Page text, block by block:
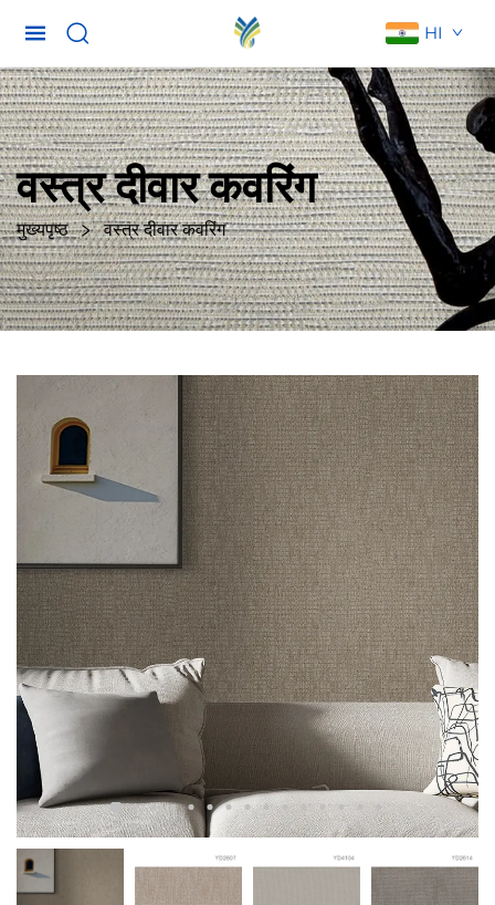
HI
वस्त्र दीवार कवरिंग
मुख्यपृष्ठ वस्त्र दीवार कवरिंग